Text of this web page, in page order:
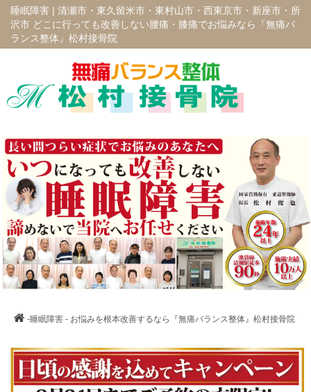
睡眠障害 | 清瀬市・東久留米市・東村山市・西東京市・新座市・所
沢市 どこに行っても改善しない腰痛・膝痛でお悩みなら『無痛バ
ランス整体』松村接骨院
-睡眠障害 - お悩みを根本改善するなら『無痛バランス整体』松村接骨院